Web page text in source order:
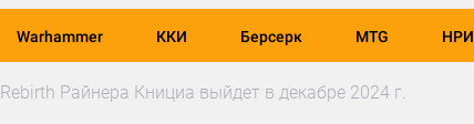
Warhammer ККИ Берсерк MTG НРИ
Rebirth Райнера Книциа выйдет в декабре 2024 г.